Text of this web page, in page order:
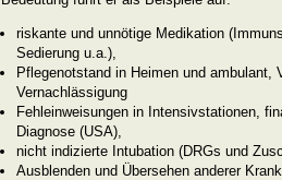
riskante und unnötige Medikation
Sedierung u.a.),
Pflegenotstand in Heimen und ambulant,
Vernachlässigung
Fehleinweisungen in Intensivstationen,
Diagnose (USA),
nicht indizierte Intubation (DRGs und
Ausblenden und Übersehen anderer